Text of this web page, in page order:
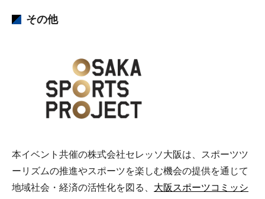
その他
本イベント共催の株式会社セレッソ大阪は、スポーツツ
ーリズムの推進やスポーツを楽しむ機会の提供を通じて
地域社会・経済の活性化を図る、 大阪スポーツコミッシ